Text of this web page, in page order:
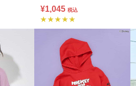
¥1,045 税込